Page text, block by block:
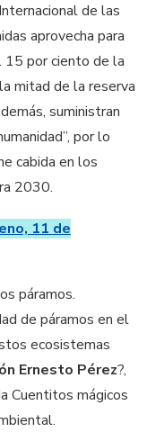
de las
aprovecha para
15 por ciento de la
mitad de la reserva
suministran
por lo
cabida en los
2030.
11 de
páramos.
de páramos en el
ecosistemas
Ernesto Pérez?,
Cuentitos mágicos